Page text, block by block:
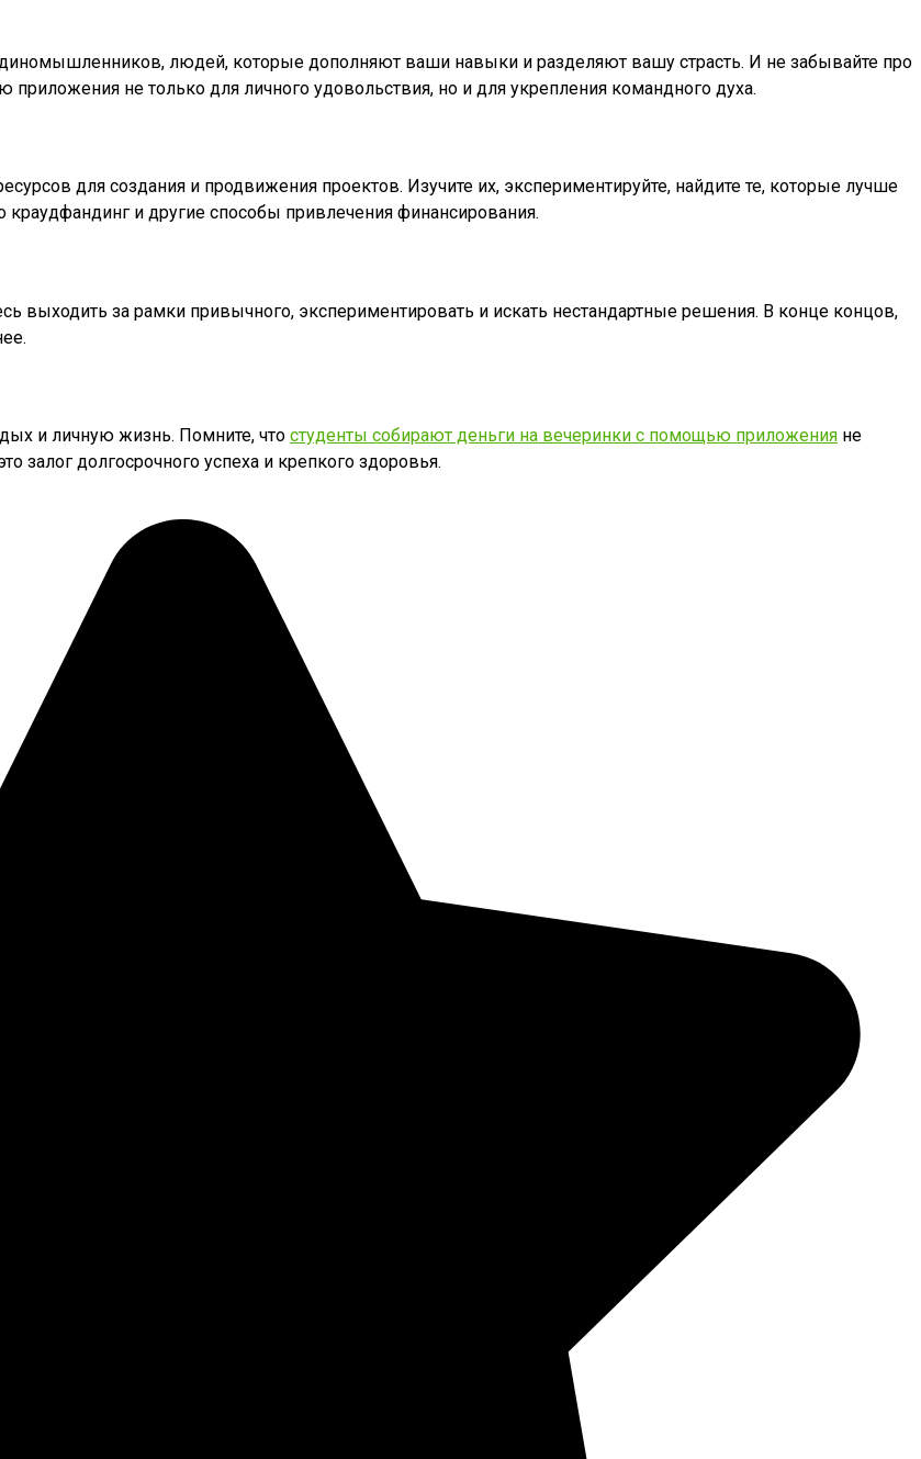
людей, которые дополняют ваши навыки и разделяют вашу страсть. И не забывайте про
не только для личного удовольствия, но и для укрепления командного духа.
для создания и продвижения проектов. Изучите их, экспериментируйте, найдите те, которые лучше
и другие способы привлечения финансирования.
выходить за рамки привычного, экспериментировать и искать нестандартные решения. В конце концов,
и личную жизнь. Помните, что студенты собирают деньги на вечеринки с помощью приложения не
залог долгосрочного успеха и крепкого здоровья.